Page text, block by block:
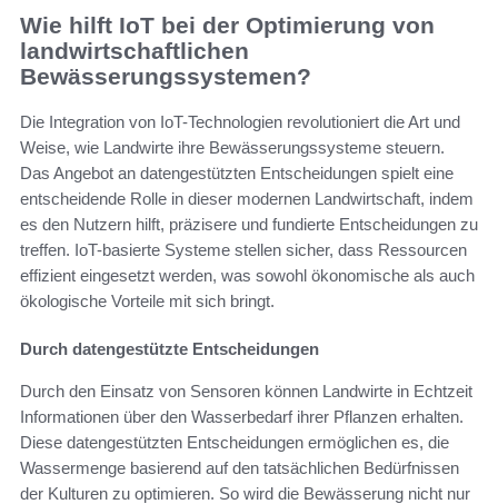
Wie hilft IoT bei der Optimierung von
landwirtschaftlichen
Bewässerungssystemen?
Die Integration von IoT-Technologien revolutioniert die Art und
Weise, wie Landwirte ihre Bewässerungssysteme steuern.
Das Angebot an datengestützten Entscheidungen spielt eine
entscheidende Rolle in dieser modernen Landwirtschaft, indem
es den Nutzern hilft, präzisere und fundierte Entscheidungen zu
treffen. IoT-basierte Systeme stellen sicher, dass Ressourcen
effizient eingesetzt werden, was sowohl ökonomische als auch
ökologische Vorteile mit sich bringt.
Durch datengestützte Entscheidungen
Durch den Einsatz von Sensoren können Landwirte in Echtzeit
Informationen über den Wasserbedarf ihrer Pflanzen erhalten.
Diese datengestützten Entscheidungen ermöglichen es, die
Wassermenge basierend auf den tatsächlichen Bedürfnissen
der Kulturen zu optimieren. So wird die Bewässerung nicht nur